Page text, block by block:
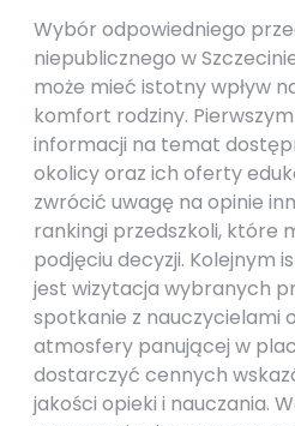
Wybór odpowiedniego
niepublicznego w
może mieć istotny wpływ
komfort rodziny.
informacji na temat
okolicy oraz ich oferty
zwrócić uwagę na opinie
rankingi przedszkoli, które
podjęciu decyzji. Kolejnym
jest wizytacja wybranych
spotkanie z nauczycielami
atmosfery panującej w
dostarczyć cennych
jakości opieki i nauczania.